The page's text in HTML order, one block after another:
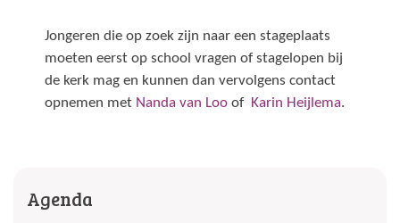
Jongeren die op zoek zijn naar een stageplaats
moeten eerst op school vragen of stagelopen bij
de kerk mag en kunnen dan vervolgens contact
opnemen met Nanda van Loo of Karin Heijlema.
Agenda